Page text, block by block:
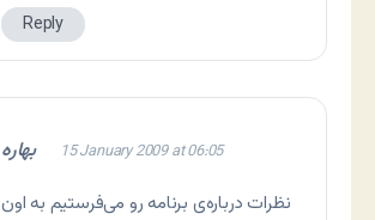
Reply
بهاره 15 January 2009 at 06:05
نظرات درباره‌ی برنامه رو می‌فرستیم به اون